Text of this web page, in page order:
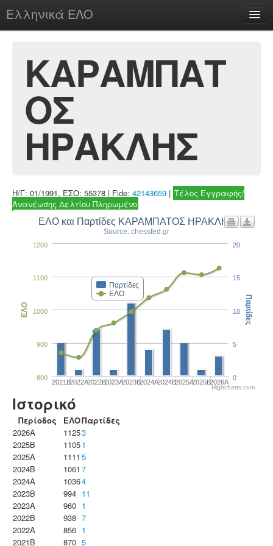
Ελληνικά ΕΛΟ
chesstu.be @ discord
Login
ΚΑΡΑΜΠΑΤ
ΟΣ
ΗΡΑΚΛΗΣ
Η/Γ: 01/1991, ΕΣΟ: 55378 | Fide: 42143659 | Τέλος Εγγραφής/
Ανανέωσης Δελτίου Πληρωμένο
ΕΛΟ και Παρτίδες ΚΑΡΑΜΠΑΤΟΣ ΗΡΑΚΛΗΣ
Source: chessfed.gr
Παρτίδες
ΕΛΟ
2021B2022A2022B2023Α2023B2024A2024B2025A2025B2026A
800
900
1000
1100
1200
ΕΛΟ
0
5
10
15
20
Παρτίδες
Highcharts.com
Ιστορικό
Περίοδος ΕΛΟΠαρτίδες
2026A
11253
2025B
11051
2025A
1111 5
2024B
1061 7
2024A
10364
2023B
994 11
2023Α
960 1
2022B
938 7
2022A
856 1
2021B
870 5